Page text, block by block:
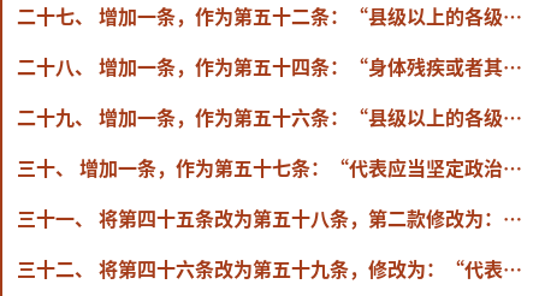
二十七、 增加一条，作为第五十二条：“县级以上的各级人民代表大会有关专门委员会和常务委员会办事机构、工作机构，乡、民族乡、镇的人民代表大会主席团，应当加强对代表建议、批评和意见的督促办理。
二十八、 增加一条，作为第五十四条：“身体残疾或者其他行动不便的代表执行代表职务时，有关部门应当根据需要给予必要的帮助和照顾。”
二十九、 增加一条，作为第五十六条：“县级以上的各级人民代表大会常务委员会和乡、民族乡、镇的人民代表大会主席团应当通过多种方式宣传代表依法履职、发挥作用的典型事迹，展现代表践行全过程人民民主的生动实践。”
三十、 增加一条，作为第五十七条：“代表应当坚定政治立场，履行政治责任，加强思想作风建设，自觉接受监督，自觉维护代表形象。”
三十一、 将第四十五条改为第五十八条，第二款修改为：“代表应当以多种方式向原选区选民或者原选举单位报告履职情况。县级以上的地方各级人民代表大会常务委员会和乡、民族乡、镇的人民代表大会主席团应当记录代表履职情况，定期组织本级人民代表大会代表向原选区选民或者原选举单位报告履职情况，并公示代表基本信息和履职信息。”
三十二、 将第四十六条改为第五十九条，修改为：“代表应当正确处理从事个人职业活动与执行代表职务的关系，不得利用执行代表职务干预具体执法、司法案件，插手招标投标等经济活动或者变相从事商业活动牟取个人利益。”